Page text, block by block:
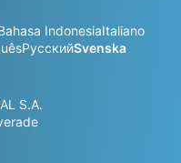
IndonesiaItaliano
РусскийSvenska
S.A.